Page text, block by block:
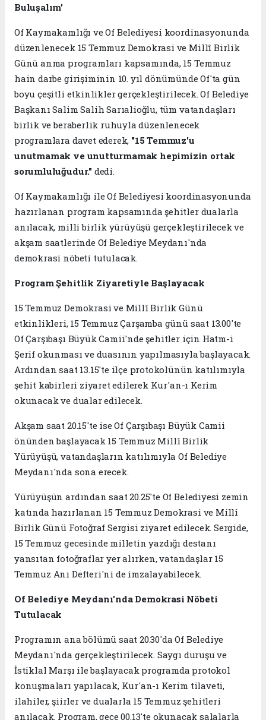
Buluşalım'
Of Kaymakamlığı ve Of Belediyesi koordinasyonunda
düzenlenecek 15 Temmuz Demokrasi ve Millî Birlik
Günü anma programları kapsamında, 15 Temmuz
hain darbe girişiminin 10. yıl dönümünde Of'ta gün
boyu çeşitli etkinlikler gerçekleştirilecek. Of Belediye
Başkanı Salim Salih Sarıalioğlu, tüm vatandaşları
birlik ve beraberlik ruhuyla düzenlenecek
programlara davet ederek, "15 Temmuz'u
unutmamak ve unutturmamak hepimizin ortak
sorumluluğudur." dedi.
Of Kaymakamlığı ile Of Belediyesi koordinasyonunda
hazırlanan program kapsamında şehitler dualarla
anılacak, milli birlik yürüyüşü gerçekleştirilecek ve
akşam saatlerinde Of Belediye Meydanı'nda
demokrasi nöbeti tutulacak.
Program Şehitlik Ziyaretiyle Başlayacak
15 Temmuz Demokrasi ve Millî Birlik Günü
etkinlikleri, 15 Temmuz Çarşamba günü saat 13.00'te
Of Çarşıbaşı Büyük Camii'nde şehitler için Hatm-i
Şerif okunması ve duasının yapılmasıyla başlayacak.
Ardından saat 13.15'te ilçe protokolünün katılımıyla
şehit kabirleri ziyaret edilerek Kur'an-ı Kerim
okunacak ve dualar edilecek.
Akşam saat 20.15'te ise Of Çarşıbaşı Büyük Camii
önünden başlayacak 15 Temmuz Millî Birlik
Yürüyüşü, vatandaşların katılımıyla Of Belediye
Meydanı'nda sona erecek.
Yürüyüşün ardından saat 20.25'te Of Belediyesi zemin
katında hazırlanan 15 Temmuz Demokrasi ve Millî
Birlik Günü Fotoğraf Sergisi ziyaret edilecek. Sergide,
15 Temmuz gecesinde milletin yazdığı destanı
yansıtan fotoğraflar yer alırken, vatandaşlar 15
Temmuz Anı Defteri'ni de imzalayabilecek.
Of Belediye Meydanı'nda Demokrasi Nöbeti
Tutulacak
Programın ana bölümü saat 20.30'da Of Belediye
Meydanı'nda gerçekleştirilecek. Saygı duruşu ve
İstiklal Marşı ile başlayacak programda protokol
konuşmaları yapılacak, Kur'an-ı Kerim tilaveti,
ilahiler, şiirler ve dualarla 15 Temmuz şehitleri
anılacak. Program, gece 00.13'te okunacak salalarla